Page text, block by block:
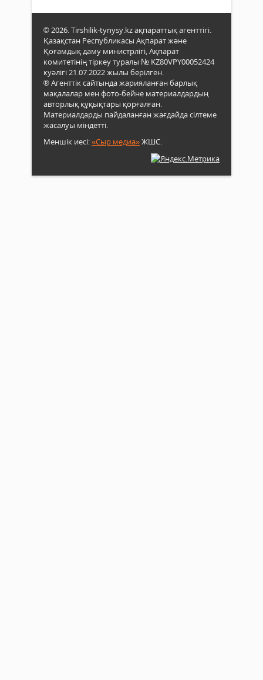
© 2026. Tirshilik-tynysy.kz ақпараттық агенттігі.
Қазақстан Республикасы Ақпарат және
Қоғамдық даму министрлігі, Ақпарат
комитетінің тіркеу туралы № KZ80VPY00052424
куәлігі 21.07.2022 жылы берілген.
® Агенттік сайтында жарияланған барлық
мақалалар мен фото-бейне материалдардың
авторлық құқықтары қорғалған.
Материалдарды пайдаланған жағдайда сілтеме
жасалуы міндетті.
Меншік иесі:«Сыр медиа»ЖШС.